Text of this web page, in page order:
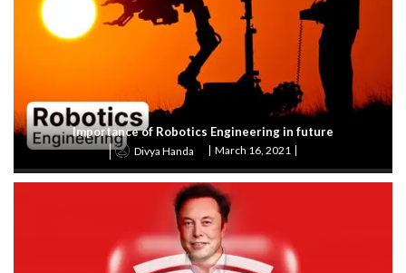
Importance of Robotics Engineering in future
Divya Handa March 16, 2021